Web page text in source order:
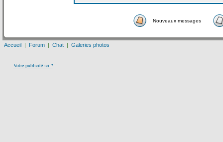
Nouveaux messages
Accueil | Forum | Chat | Galeries photos
Votre publicité ici ?